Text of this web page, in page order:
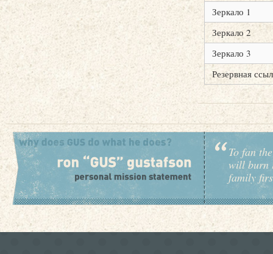
Зеркало 1
Зеркало 2
Зеркало 3
Резервная
To fan
will burn
family